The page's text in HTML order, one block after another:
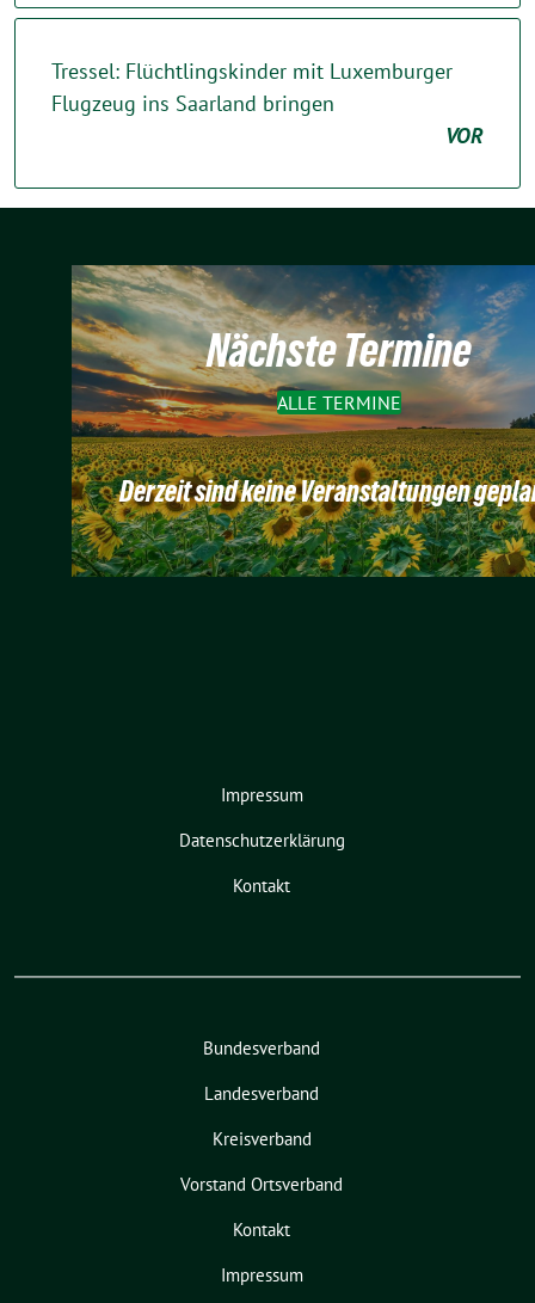
Tressel: Flüchtlingskinder mit Luxemburger
Flugzeug ins Saarland bringen
VOR
Nächste Termine
ALLE TERMINE
Derzeit sind keine Veranstaltungen
Impressum
Datenschutzerklärung
Kontakt
Bundesverband
Landesverband
Kreisverband
Vorstand Ortsverband
Kontakt
Impressum